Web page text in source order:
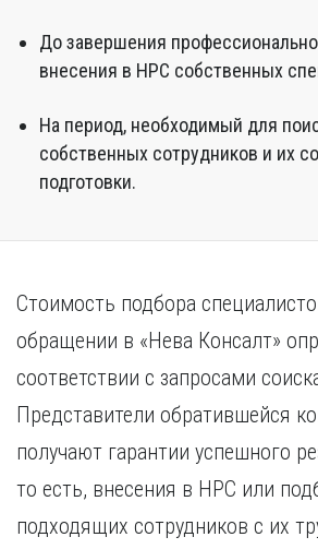
До завершения
внесения в НРС собственных
На период, необходимый для
собственных сотрудников и их
подготовки.
Стоимость подбора
обращении в «Нева Консалт»
соответствии с запросами
Представители обратившейся
получают гарантии успешного
то есть, внесения в НРС или
подходящих сотрудников с их